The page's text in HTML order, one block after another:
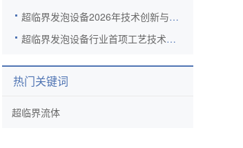
超临界发泡设备2026年技术创新与产业应用协同发力
超临界发泡设备行业首项工艺技术规范落地 标准化建设迈出关键一步
热门关键词
超临界流体